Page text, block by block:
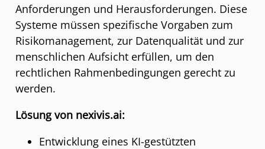
Anforderungen und Herausforderungen. Diese
Systeme müssen spezifische Vorgaben zum
Risikomanagement, zur Datenqualität und zur
menschlichen Aufsicht erfüllen, um den
rechtlichen Rahmenbedingungen gerecht zu
werden.
Lösung von nexivis.ai:
Entwicklung eines KI-gestützten